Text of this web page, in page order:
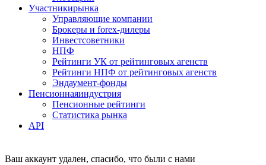
Участникирынка
Управляющие компании
Брокеры и forex-дилеры
Инвестсоветники
НПФ
Рейтинги УК от рейтинговых агенств
Рейтинги НПФ от рейтинговых агенств
Эндаумент-фонды
Пенсионнаяиндустрия
Пенсионные рейтинги
Статистика рынка
API
Ваш аккаунт удален, спасибо, что были с нами